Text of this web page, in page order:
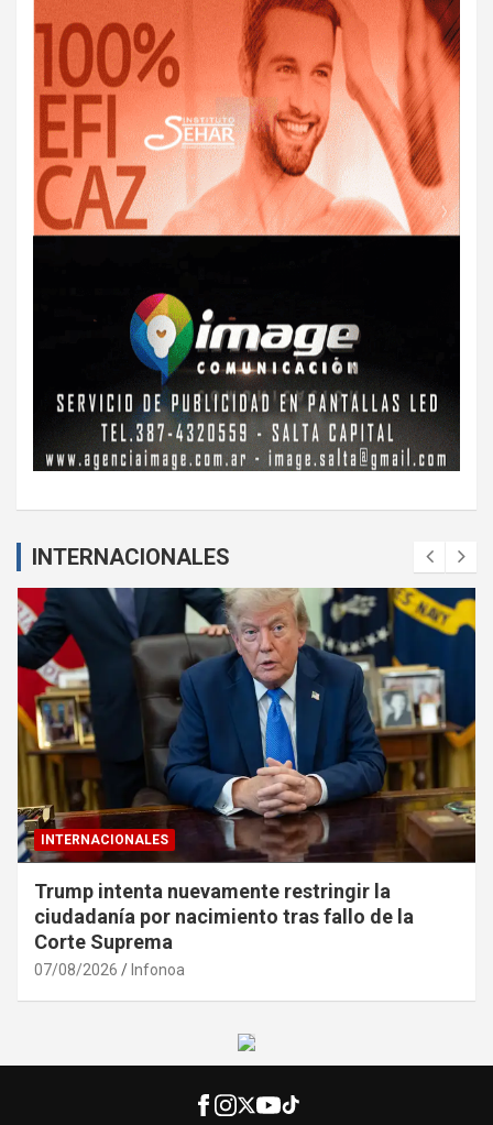
INTERNACIONALES
INTERNACIONALES
Trump intenta nuevamente restringir la
ciudadanía por nacimiento tras fallo de la
Corte Suprema
07/08/2026 Infonoa